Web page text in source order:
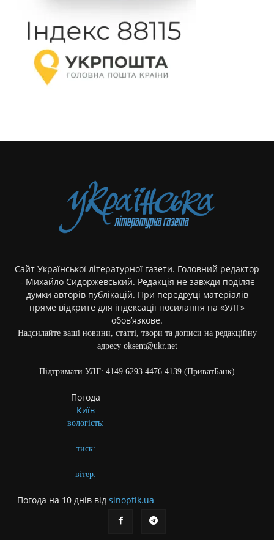
Сайт Української літературної газети. Головний редактор
- Михайло Сидоржевський. Редакція не завжди поділяє
думки авторів публікацій. При передруці матеріалів
пряме відкрите для індексації посилання на «УЛГ»
обов’язкове.
Надсилайте ваші новини, статті, твори та дописи на редакційну
адресу oksent@ukr.net
Підтримати УЛГ: 4149 6293 4476 4139 (ПриватБанк)
Погода
Київ
вологість:
тиск:
вітер:
Погода на 10 днів від sinoptik.ua